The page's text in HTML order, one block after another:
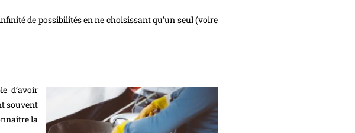
de possibilités en ne choisissant qu’un seul (voire
d’avoir
souvent
la